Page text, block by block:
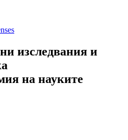
изследвания и
на науките